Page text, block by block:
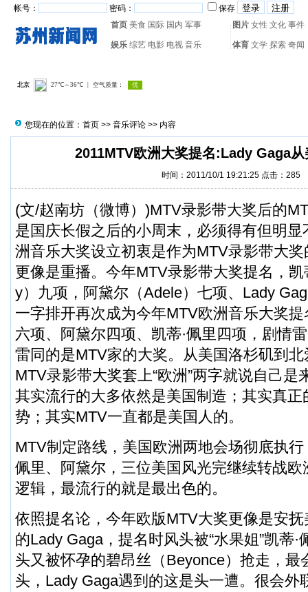
帐号： 密码：
保存
首页 美食 国际 国内 军事 图片 女性 文化 事件
娱乐 综艺 电影 电视 音乐 体育 文学 探索 奇闻
您现在的位置： 首页 >> 音乐评论 >> 内容
2011MTV欧洲大奖提名:Lady Gaga
时间：2011/10/1 19:21:25 点击： 285
(文/赵南坊（微博）)MTV录影带大奖后的
是国庆长假之后的小周末，必须得有但明
洲音乐大奖设立初衷是作为MTV录影带大
更像是重播。今年MTV录影带大奖提名，凯
y）九项，阿黛尔（Adele）七项、Lady
一字排开再次成为今年MTV欧洲音乐大奖
六项、阿黛尔四项、凯蒂·佩里四项，剧情
雷同的是MTV家的大奖。从美国洛杉矶到
MTV录影带大奖套上“欧洲”两字就说自己是
其实流行的大多依然是美国制造；其实真
势；其实MTV一直都是美国人的。
MTV制定路线，美国欧洲两地会场彻底执行
佩里、阿黛尔，三位美国风光完继续转战
逻辑，最流行的就是最出色的。
依照提名论，今年欧版MTV大奖更像是安
的Lady Gaga，提名时风头被“水果姐”凯蒂
头又被怀孕的碧昂丝（Beyonce）抢走，最
头，Lady Gaga遇到的这是头一遭。很会外